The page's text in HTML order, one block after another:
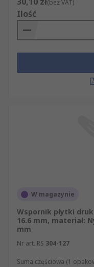
(bez VAT)
Ilość
W magazynie
Wspornik płytki
16.6 mm, materiał:
mm
Nr art. RS 304-127
Suma częściowa (1